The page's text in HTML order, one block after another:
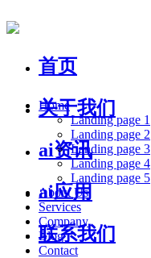
首页
关于我们
ai资讯
ai应用
联系我们
Home
Landing page 1
Landing page 2
Landing page 3
Landing page 4
Landing page 5
About Us
Services
Company
Blog
Contact